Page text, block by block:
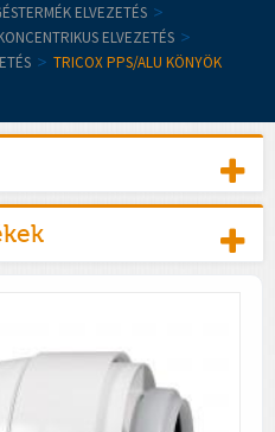
ELVEZETÉS >
ELVEZETÉS >
> TRICOX PPS/ALU KÖNYÖK